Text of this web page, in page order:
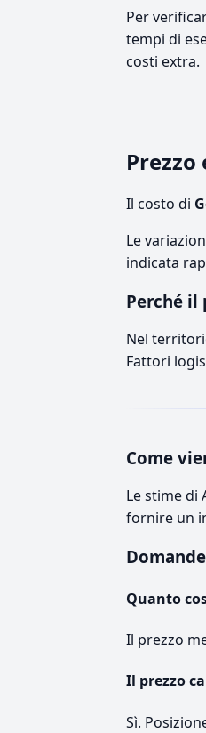
Per
tempi di
costi extra.
Prezzo
Il costo di
Le
indicata
Perché il
Nel
Fattori
Come
Le stime di
fornire un
Quanto
Il prezzo
Il prezzo
Sì.